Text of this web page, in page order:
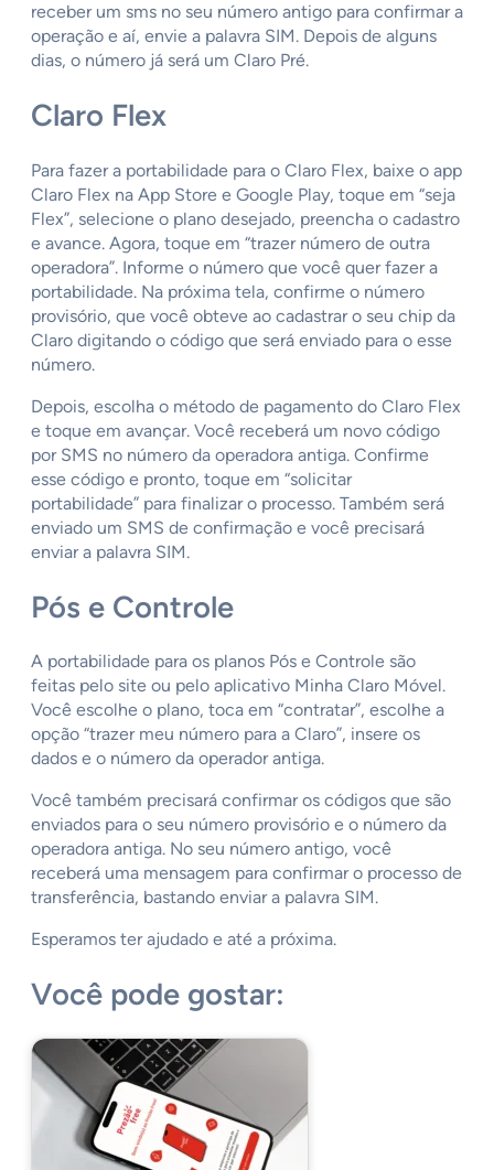
receber um sms no seu número antigo para confirmar a
operação e aí, envie a palavra SIM. Depois de alguns
dias, o número já será um Claro Pré.
Claro Flex
Para fazer a portabilidade para o Claro Flex, baixe o app
Claro Flex na App Store e Google Play, toque em “seja
Flex”, selecione o plano desejado, preencha o cadastro
e avance. Agora, toque em “trazer número de outra
operadora”. Informe o número que você quer fazer a
portabilidade. Na próxima tela, confirme o número
provisório, que você obteve ao cadastrar o seu chip da
Claro digitando o código que será enviado para o esse
número.
Depois, escolha o método de pagamento do Claro Flex
e toque em avançar. Você receberá um novo código
por SMS no número da operadora antiga. Confirme
esse código e pronto, toque em “solicitar
portabilidade” para finalizar o processo. Também será
enviado um SMS de confirmação e você precisará
enviar a palavra SIM.
Pós e Controle
A portabilidade para os planos Pós e Controle são
feitas pelo site ou pelo aplicativo Minha Claro Móvel.
Você escolhe o plano, toca em “contratar”, escolhe a
opção “trazer meu número para a Claro”, insere os
dados e o número da operador antiga.
Você também precisará confirmar os códigos que são
enviados para o seu número provisório e o número da
operadora antiga. No seu número antigo, você
receberá uma mensagem para confirmar o processo de
transferência, bastando enviar a palavra SIM.
Esperamos ter ajudado e até a próxima.
Você pode gostar: